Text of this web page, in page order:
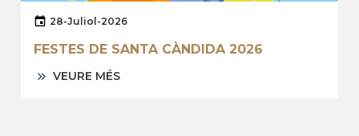
28-Juliol-2026
FESTES DE SANTA CÀNDIDA 2026
VEURE MÉS